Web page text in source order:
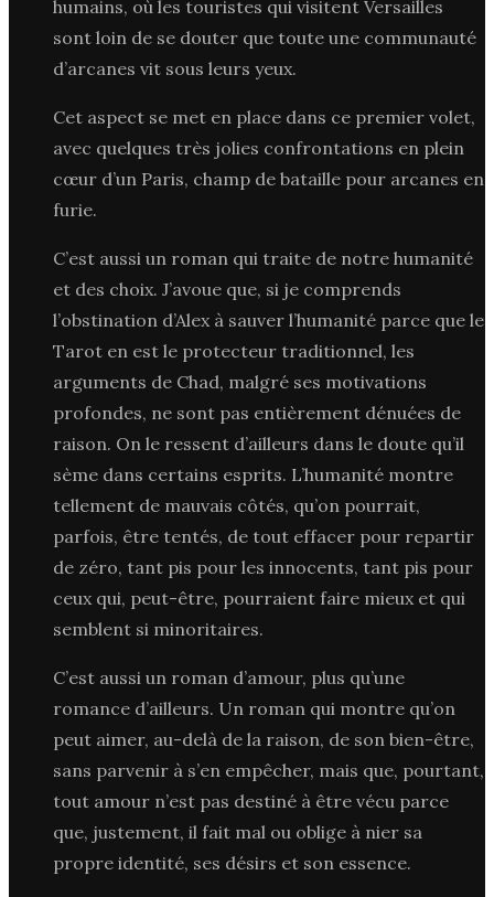
humains, où les touristes qui visitent Versailles
sont loin de se douter que toute une communauté
d’arcanes vit sous leurs yeux.
Cet aspect se met en place dans ce premier volet,
avec quelques très jolies confrontations en plein
cœur d’un Paris, champ de bataille pour arcanes en
furie.
C’est aussi un roman qui traite de notre humanité
et des choix. J’avoue que, si je comprends
l’obstination d’Alex à sauver l’humanité parce que le
Tarot en est le protecteur traditionnel, les
arguments de Chad, malgré ses motivations
profondes, ne sont pas entièrement dénuées de
raison. On le ressent d’ailleurs dans le doute qu’il
sème dans certains esprits. L’humanité montre
tellement de mauvais côtés, qu’on pourrait,
parfois, être tentés, de tout effacer pour repartir
de zéro, tant pis pour les innocents, tant pis pour
ceux qui, peut-être, pourraient faire mieux et qui
semblent si minoritaires.
C’est aussi un roman d’amour, plus qu’une
romance d’ailleurs. Un roman qui montre qu’on
peut aimer, au-delà de la raison, de son bien-être,
sans parvenir à s’en empêcher, mais que, pourtant,
tout amour n’est pas destiné à être vécu parce
que, justement, il fait mal ou oblige à nier sa
propre identité, ses désirs et son essence.